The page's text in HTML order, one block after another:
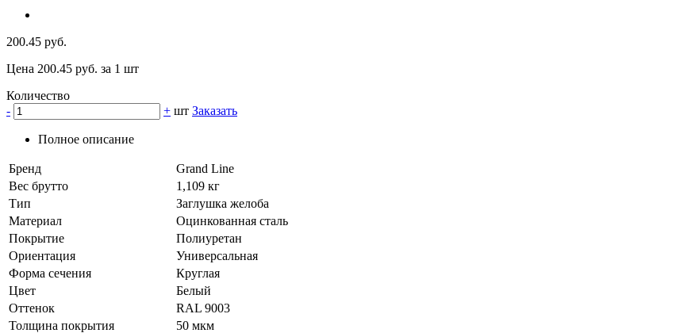
200.45 руб.
Цена 200.45 руб. за 1 шт
Количество
-
+ шт Заказать
Полное описание
Бренд
Grand Line
Вес брутто
1,109 кг
Тип
Заглушка желоба
Материал
Оцинкованная сталь
Покрытие
Полиуретан
Ориентация
Универсальная
Форма сечения
Круглая
Цвет
Белый
Оттенок
RAL 9003
Толщина покрытия
50 мкм